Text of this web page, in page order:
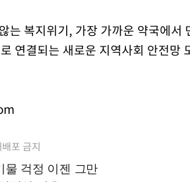
는 복지위기, 가장 가까운 약국에서
연결되는 새로운 지역사회 안전망
포 금지